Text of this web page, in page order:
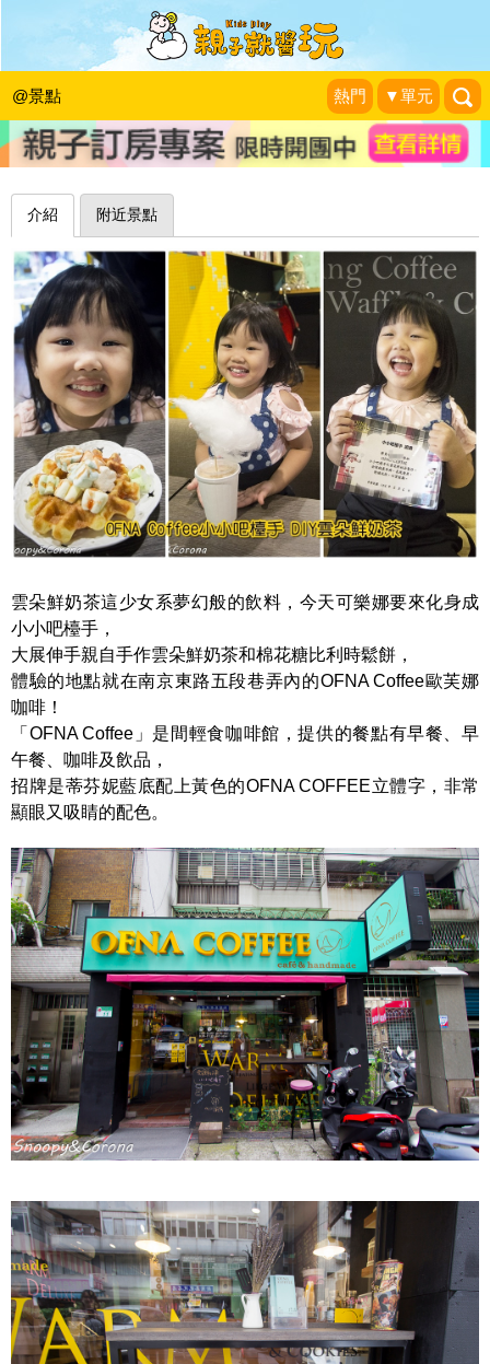
@景點 熱門 ▼單元
手作雲朵鮮奶茶+比利時鬆餅綴飾，成
品專業又夢幻～台北OFNA Coffee
史努比遊樂園|2017-05-06
介紹 附近景點
雲朵鮮奶茶這少女系夢幻般的飲料，今天可樂娜要來化身成
小小吧檯手，
大展伸手親自手作雲朵鮮奶茶和棉花糖比利時鬆餅，
體驗的地點就在南京東路五段巷弄內的OFNA Coffee歐芙娜
咖啡！
「OFNA Coffee」是間輕食咖啡館，提供的餐點有早餐、早
午餐、咖啡及飲品，
招牌是蒂芬妮藍底配上黃色的OFNA COFFEE立體字，非常
顯眼又吸睛的配色。